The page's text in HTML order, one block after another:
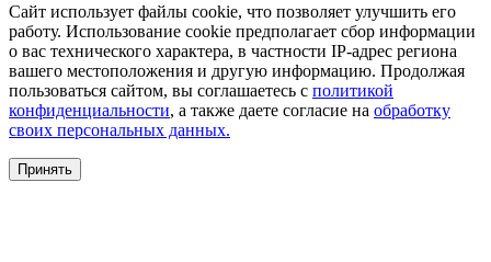
Сайт использует файлы cookie, что позволяет улучшить его
работу. Использование cookie предполагает сбор информации
о вас технического характера, в частности IP-адрес региона
вашего местоположения и другую информацию. Продолжая
пользоваться сайтом, вы соглашаетесь с политикой
конфиденциальности, а также даете согласие на обработку
своих персональных данных.
Принять